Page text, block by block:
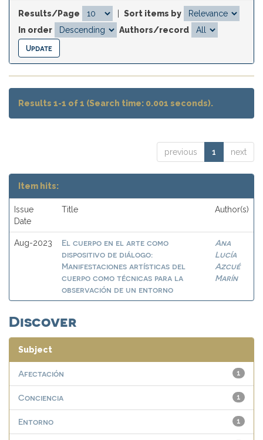
Results/Page
Sort items by
In order
Authors/record
Results 1-1 of 1 (Search time: 0.001 seconds).
previous 1 next
Item hits:
Issue
Date
Title Author(s)
Aug-2023
El cuerpo en el arte como
dispositivo de diálogo:
Manifestaciones artísticas del
cuerpo como técnicas para la
observación de un entorno
Ana
Lucía
Azcué
Marín
Discover
Subject
1
Afectación
1
Conciencia
1
Entorno